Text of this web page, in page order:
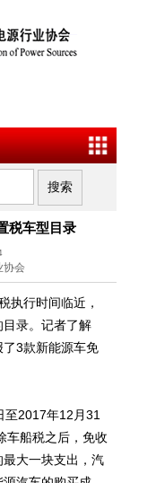
税车型目录
协会
执行时间临近，
录。记者了解
了3款新能源车免
2017年12月31
车船税之后，免收
大一块支出，汽